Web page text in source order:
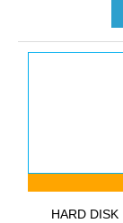
HARD